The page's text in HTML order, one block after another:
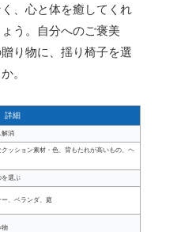
、心と体を癒してくれ
う。自分へのご褒美
り物に、揺り椅子を選
。
詳細
解消
ッション素材・色、背もたれが高いもの、ヘ
を選ぶ
ー、ベランダ、庭
物